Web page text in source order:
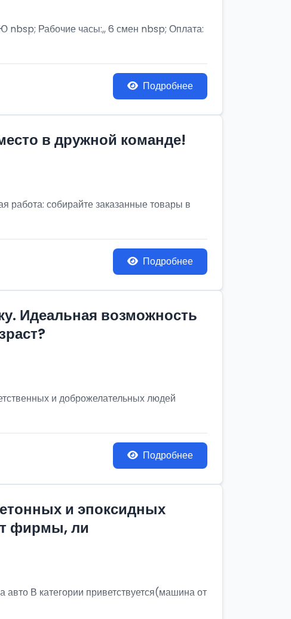
Рабочие часы:,, 6 смен nbsp; Оплата:
Подробнее
в дружной команде!
работа: собирайте заказанные товары в
Подробнее
Идеальная возможность
и доброжелательных людей
Подробнее
и эпоксидных
фирмы, ли
В категории приветствуется(машина от